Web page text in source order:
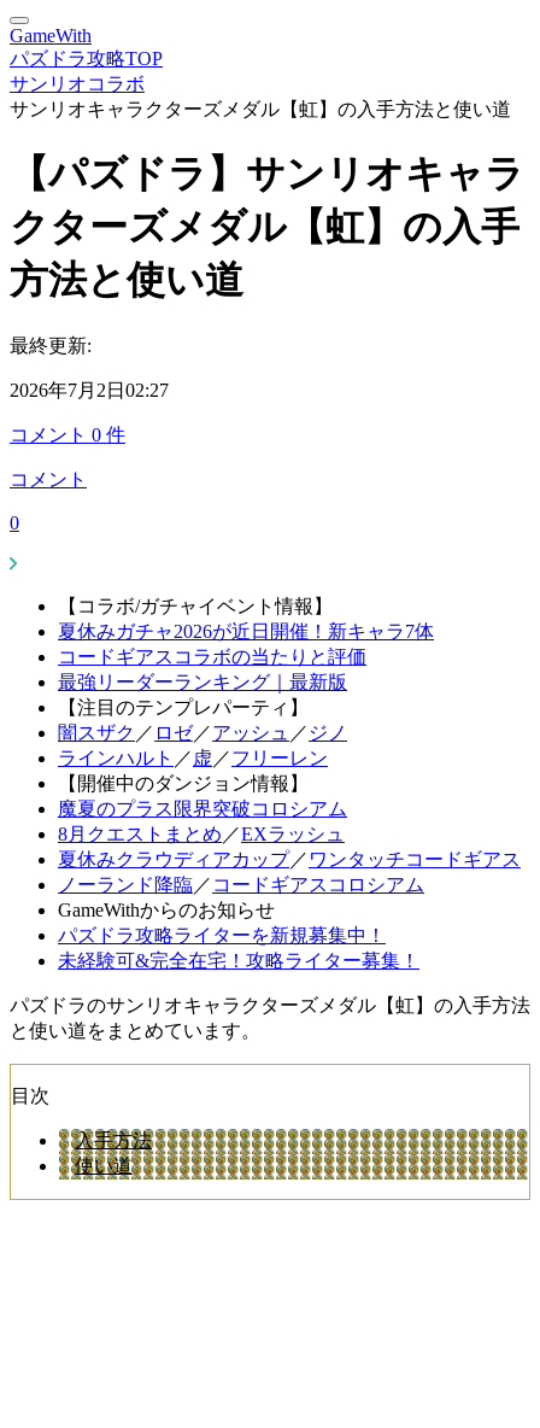
GameWith
パズドラ攻略TOP
サンリオコラボ
サンリオキャラクターズメダル【虹】の入手方法と使い道
【パズドラ】サンリオキャラ
クターズメダル【虹】の入手
方法と使い道
最終更新:
2026年7月2日02:27
コメント 0 件
コメント
0
【コラボ/ガチャイベント情報】
夏休みガチャ2026が近日開催！新キャラ7体
コードギアスコラボの当たりと評価
最強リーダーランキング｜最新版
【注目のテンプレパーティ】
闇スザク ／ ロゼ／アッシュ ／ ジノ
ラインハルト ／ 虚 ／フリーレン
【開催中のダンジョン情報】
魔夏のプラス限界突破コロシアム
8月クエストまとめ ／EXラッシュ
夏休みクラウディアカップ／ ワンタッチコードギアス
ノーランド降臨／ コードギアスコロシアム
GameWithからのお知らせ
パズドラ攻略ライターを新規募集中！
未経験可&完全在宅！攻略ライター募集！
パズドラのサンリオキャラクターズメダル【虹】の入手方法
と使い道をまとめています。
目次
入手方法
使い道